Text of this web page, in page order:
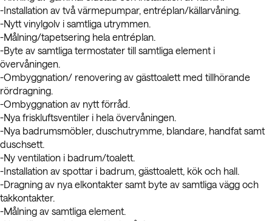
-Installation av två värmepumpar, entréplan/källarvåning.
-Nytt vinylgolv i samtliga utrymmen.
-Målning/tapetsering hela entréplan.
-Byte av samtliga termostater till samtliga element i
övervåningen.
-Ombyggnation/ renovering av gästtoalett med tillhörande
rördragning.
-Ombyggnation av nytt förråd.
-Nya friskluftsventiler i hela övervåningen.
-Nya badrumsmöbler, duschutrymme, blandare, handfat samt
duschsett.
-Ny ventilation i badrum/toalett.
-Installation av spottar i badrum, gästtoalett, kök och hall.
-Dragning av nya elkontakter samt byte av samtliga vägg och
takkontakter.
-Målning av samtliga element.